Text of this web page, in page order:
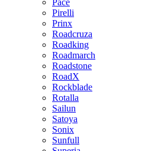
Pace
Pirelli
Prinx
Roadcruza
Roadking
Roadmarch
Roadstone
RoadX
Rockblade
Rotalla
Sailun
Satoya
Sonix
Sunfull